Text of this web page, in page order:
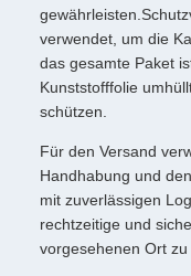
verwendet, um die
das gesamte Paket
Kunststofffolie
schützen.
Für den Versand
Handhabung und
mit zuverlässigen
rechtzeitige und
vorgesehenen Ort zu